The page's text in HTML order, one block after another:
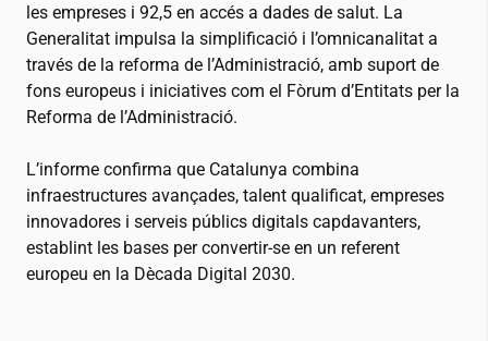
les empreses i 92,5 en accés a dades de salut. La
Generalitat impulsa la simplificació i l’omnicanalitat a
través de la reforma de l’Administració, amb suport de
fons europeus i iniciatives com el Fòrum d’Entitats per la
Reforma de l’Administració.
L’informe confirma que Catalunya combina
infraestructures avançades, talent qualificat, empreses
innovadores i serveis públics digitals capdavanters,
establint les bases per convertir-se en un referent
europeu en la Dècada Digital 2030.